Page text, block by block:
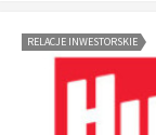
RELACJE INWESTORSKIE